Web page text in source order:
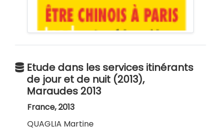
Etude dans les services itinérants
de jour et de nuit (2013),
Maraudes 2013
France, 2013
QUAGLIA Martine